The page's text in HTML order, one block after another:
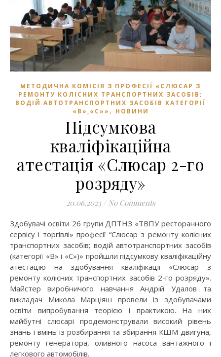
МЕТОДИЧНА КОМІСІЯ З ПРОФЕСІЇ «СЛЮСАР З
РЕМОНТУ КОЛІСНИХ ТРАНСПОРТНИХ ЗАСОБІВ;
ВОДІЙ АВТОТРАНСПОРТНИХ ЗАСОБІВ КАТЕГОРІЇ
«В»,«С»» , НОВИНИ
Підсумкова
кваліфікаційна
атестація «Слюсар 2-го
розряду»
20.06.2023 / No Comments
Здобувачі освіти 26 групи ДПТНЗ «ТВПУ ресторанного
сервісу і торгівлі» професії “Слюсар з ремонту колісних
транспортних засобів; водій автотранспортних засобів
(категорії «В» і «С»)» пройшли підсумкову кваліфікаційну
атестацію на здобування кваліфікації «Слюсар з
ремонту колісних транспортних засобів 2-го розряду».
Майстер виробничого навчання Андрій Удалов та
викладач Микола Марціяш провели із здобувачами
освіти випробування теорією і практикою. На них
майбутні слюсарі продемонстрували високий рівень
знань і вмінь із розбирання та збирання КШМ двигуна,
ремонту генератора, оливного насоса вантажного і
легкового автомобілів.